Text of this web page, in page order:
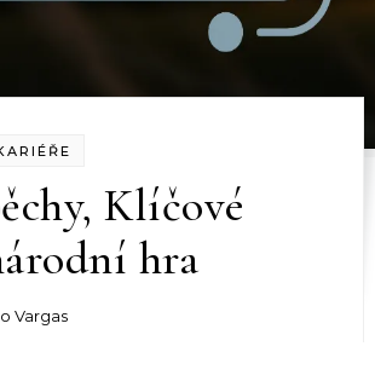
Klíčové
hra
Vargas